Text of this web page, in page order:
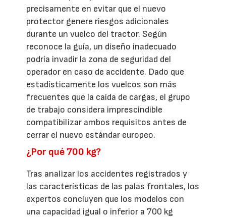
precisamente en evitar que el nuevo
protector genere riesgos adicionales
durante un vuelco del tractor. Según
reconoce la guía, un diseño inadecuado
podría invadir la zona de seguridad del
operador en caso de accidente. Dado que
estadísticamente los vuelcos son más
frecuentes que la caída de cargas, el grupo
de trabajo considera imprescindible
compatibilizar ambos requisitos antes de
cerrar el nuevo estándar europeo.
¿Por qué 700 kg?
Tras analizar los accidentes registrados y
las características de las palas frontales, los
expertos concluyen que los modelos con
una capacidad igual o inferior a 700 kg